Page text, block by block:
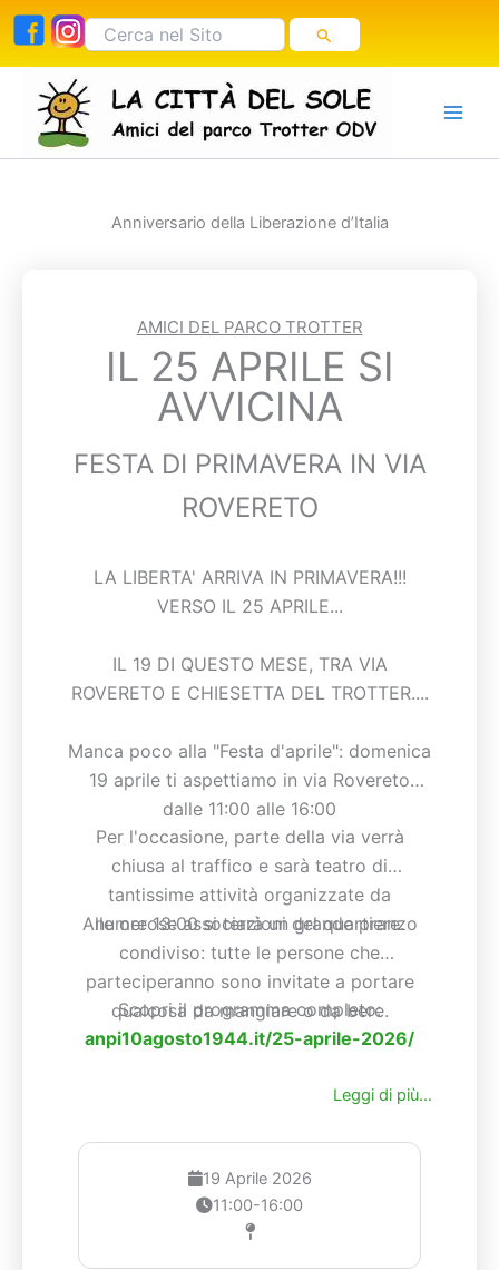
Vai
contenuto
Cerca:
Anniversario della Liberazione d’Italia
AMICI DEL PARCO TROTTER
IL 25 APRILE SI
AVVICINA
FESTA DI PRIMAVERA IN VIA
ROVERETO
LA LIBERTA' ARRIVA IN PRIMAVERA!!!
VERSO IL 25 APRILE...
IL 19 DI QUESTO MESE, TRA VIA
ROVERETO E CHIESETTA DEL TROTTER....
Manca poco alla "Festa d'aprile": domenica
19 aprile ti aspettiamo in via Rovereto
dalle 11:00 alle 16:00
Per l'occasione, parte della via verrà
chiusa al traffico e sarà teatro di
tantissime attività organizzate da
numerose associazioni del quartiere.
Alle ore 13:00 si terrà un grande pranzo
condiviso: tutte le persone che
parteciperanno sono invitate a portare
qualcosa da mangiare o da bere.
Scopri il programma completo:
anpi10agosto1944.it/25-aprile-2026/
Leggi di più...
19 Aprile 2026
11:00-16:00